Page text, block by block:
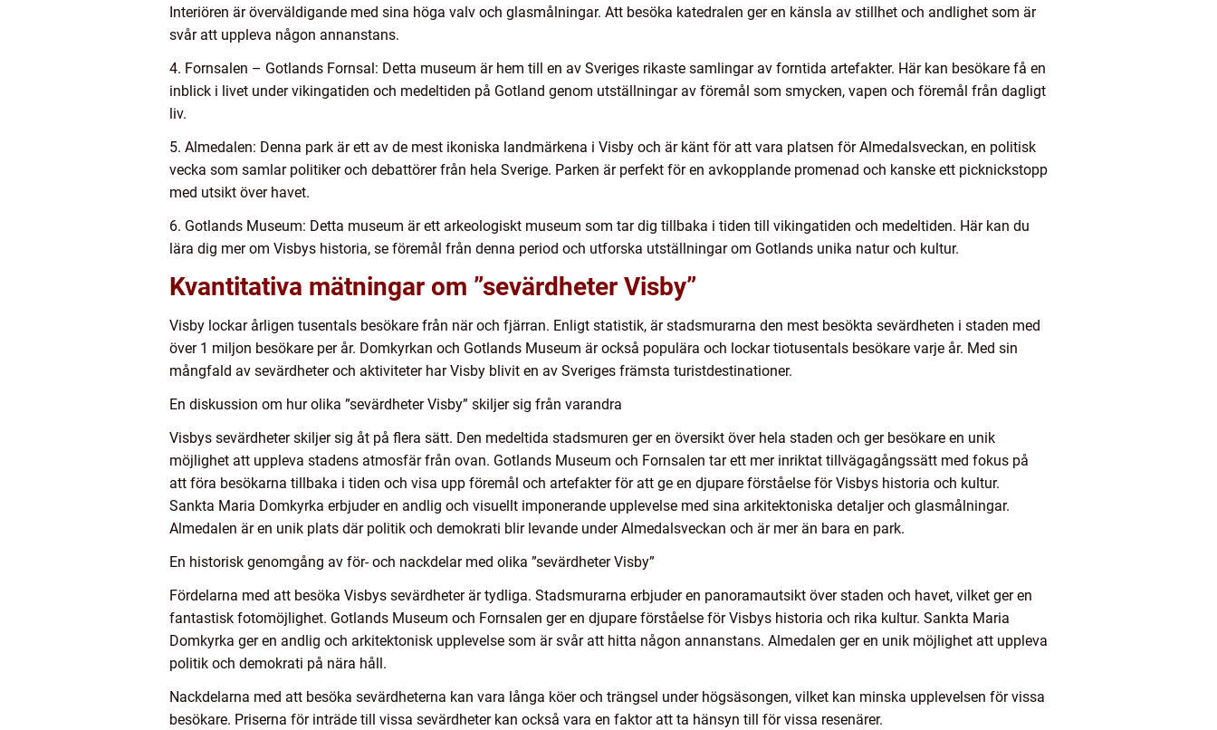
Interiören är överväldigande med sina höga valv och glasmålningar. Att besöka katedralen ger en känsla av stillhet och andlighet som är
svår att uppleva någon annanstans.
4. Fornsalen – Gotlands Fornsal: Detta museum är hem till en av Sveriges rikaste samlingar av forntida artefakter. Här kan besökare få en
inblick i livet under vikingatiden och medeltiden på Gotland genom utställningar av föremål som smycken, vapen och föremål från dagligt
liv.
5. Almedalen: Denna park är ett av de mest ikoniska landmärkena i Visby och är känt för att vara platsen för Almedalsveckan, en politisk
vecka som samlar politiker och debattörer från hela Sverige. Parken är perfekt för en avkopplande promenad och kanske ett picknickstopp
med utsikt över havet.
6. Gotlands Museum: Detta museum är ett arkeologiskt museum som tar dig tillbaka i tiden till vikingatiden och medeltiden. Här kan du
lära dig mer om Visbys historia, se föremål från denna period och utforska utställningar om Gotlands unika natur och kultur.
Kvantitativa mätningar om ”sevärdheter Visby”
Visby lockar årligen tusentals besökare från när och fjärran. Enligt statistik, är stadsmurarna den mest besökta sevärdheten i staden med
över 1 miljon besökare per år. Domkyrkan och Gotlands Museum är också populära och lockar tiotusentals besökare varje år. Med sin
mångfald av sevärdheter och aktiviteter har Visby blivit en av Sveriges främsta turistdestinationer.
En diskussion om hur olika ”sevärdheter Visby” skiljer sig från varandra
Visbys sevärdheter skiljer sig åt på flera sätt. Den medeltida stadsmuren ger en översikt över hela staden och ger besökare en unik
möjlighet att uppleva stadens atmosfär från ovan. Gotlands Museum och Fornsalen tar ett mer inriktat tillvägagångssätt med fokus på
att föra besökarna tillbaka i tiden och visa upp föremål och artefakter för att ge en djupare förståelse för Visbys historia och kultur.
Sankta Maria Domkyrka erbjuder en andlig och visuellt imponerande upplevelse med sina arkitektoniska detaljer och glasmålningar.
Almedalen är en unik plats där politik och demokrati blir levande under Almedalsveckan och är mer än bara en park.
En historisk genomgång av för- och nackdelar med olika ”sevärdheter Visby”
Fördelarna med att besöka Visbys sevärdheter är tydliga. Stadsmurarna erbjuder en panoramautsikt över staden och havet, vilket ger en
fantastisk fotomöjlighet. Gotlands Museum och Fornsalen ger en djupare förståelse för Visbys historia och rika kultur. Sankta Maria
Domkyrka ger en andlig och arkitektonisk upplevelse som är svår att hitta någon annanstans. Almedalen ger en unik möjlighet att uppleva
politik och demokrati på nära håll.
Nackdelarna med att besöka sevärdheterna kan vara långa köer och trängsel under högsäsongen, vilket kan minska upplevelsen för vissa
besökare. Priserna för inträde till vissa sevärdheter kan också vara en faktor att ta hänsyn till för vissa resenärer.